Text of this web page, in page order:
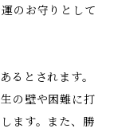
のお守りとして
るとされます。
の壁や困難に打
ます。また、勝